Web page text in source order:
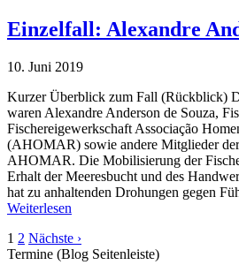
Einzelfall: Alexandre
10. Juni 2019
Kurzer Überblick zum Fall (Rückblick)
waren Alexandre Anderson de Souza,
Fischereigewerkschaft Associação
(AHOMAR) sowie andere Mitglieder
AHOMAR. Die Mobilisierung der
Erhalt der Meeresbucht und des
hat zu anhaltenden Drohungen gegen
Weiterlesen
1 2 Nächste ›
Termine (Blog Seitenleiste)